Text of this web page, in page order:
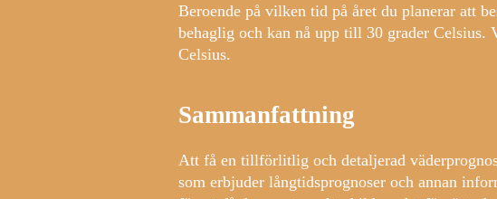
Beroende på vilken tid på året du planerar att
behaglig och kan nå upp till 30 grader Celsius.
Celsius.
Sammanfattning
Att få en tillförlitlig och detaljerad
som erbjuder långtidsprognoser och annan